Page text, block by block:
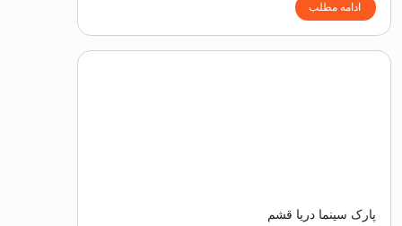
ادامه مطلب
پارک سینما دریا قشم